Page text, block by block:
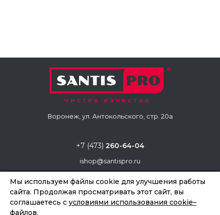
Воронеж, ул. Антокольского, стр. 20а
+7 (473) 260-64-04
ishop@santispro.ru
Copyright © «Santis Pro», 2026
Создание и продвижение сайтовTeam-B
Мы используем файлы cookie для улучшения работы
сайта. Продолжая просматривать этот сайт, вы
соглашаетесь с условиями использования cookie–
файлов.